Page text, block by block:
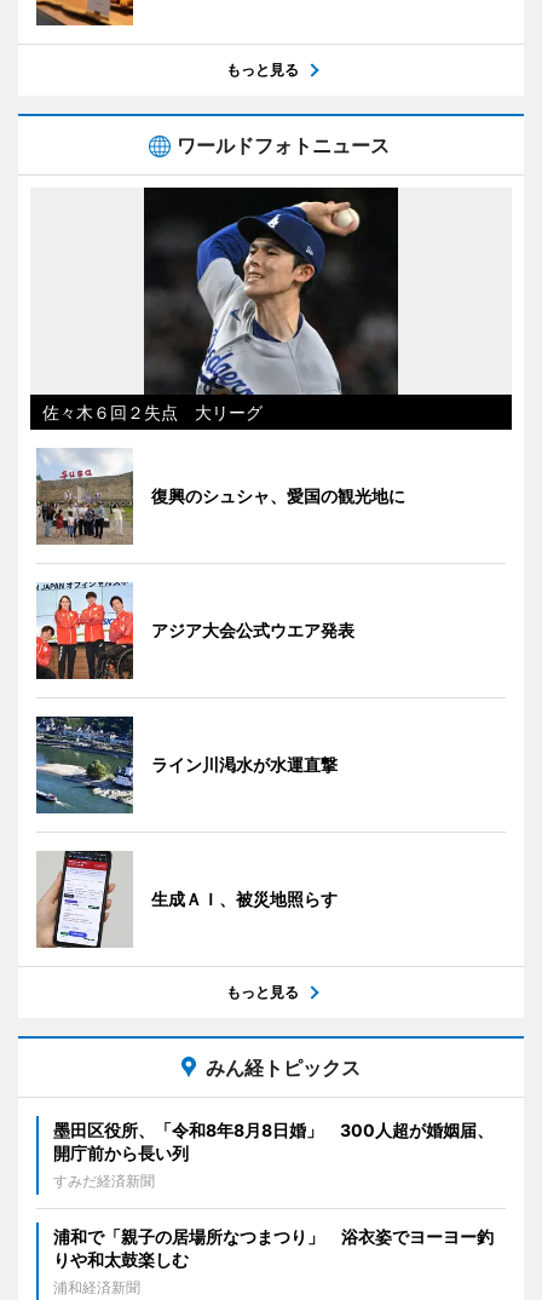
もっと見る
ワールドフォトニュース
佐々木６回２失点 大リーグ
復興のシュシャ、愛国の観光地に
アジア大会公式ウエア発表
ライン川渇水が水運直撃
生成ＡＩ、被災地照らす
もっと見る
みん経トピックス
墨田区役所、「令和8年8月8日婚」 300人超が婚姻届、
開庁前から長い列
すみだ経済新聞
浦和で「親子の居場所なつまつり」 浴衣姿でヨーヨー釣
りや和太鼓楽しむ
浦和経済新聞